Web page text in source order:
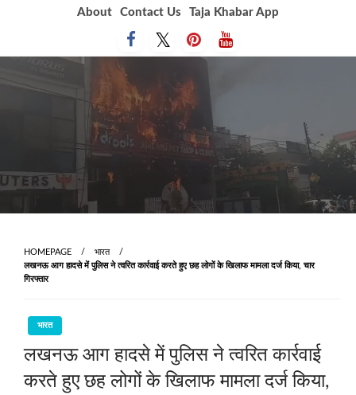
About Contact Us Taja Khabar App
HOMEPAGE
भारत
लखनऊ आग हादसे में पुलिस ने त्‍वरित कार्रवाई करते हुए छह लोगों के खिलाफ मामला दर्ज किया, चार
गिरफ्तार
भारत
लखनऊ आग हादसे में पुलिस ने त्‍वरित कार्रवाई
करते हुए छह लोगों के खिलाफ मामला दर्ज किया,